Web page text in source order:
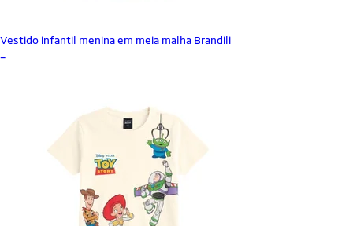
Vestido infantil menina em meia malha Brandili